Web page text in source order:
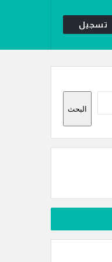
تسجيل
البحث